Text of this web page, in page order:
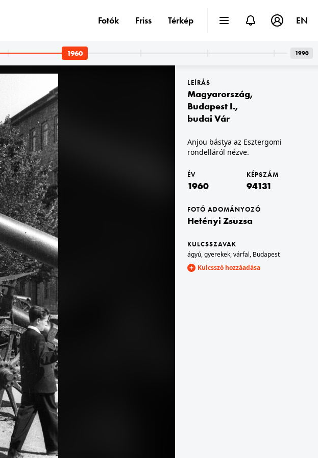
1960 · Poprád
Tátrai Villamos Vasút (TEŽ) a város közelében.
LEÍRÁS
Magyarország,
Budapest I.,
budai Vár
Anjou bástya az Esztergomi
rondelláról nézve.
ÉV
1960
KÉPSZÁM
94131
FOTÓ ADOMÁNYOZÓ
Hetényi Zsuzsa
KULCSSZAVAK
ágyú,gyerekek,várfal, Budapest
Kulcsszó hozzáadása
Fotók Friss Térkép EN
1990
1960